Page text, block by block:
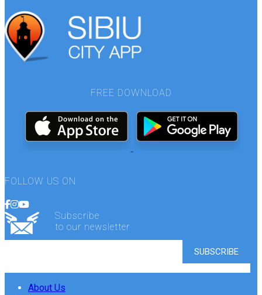
FREE DOWNLOAD
FOLLOW US ON
Subscribe
to our newsletter
About Us